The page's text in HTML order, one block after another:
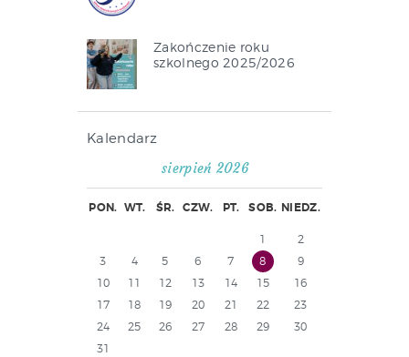
Zakończenie roku
szkolnego 2025/2026
Kalendarz
sierpień 2026
PON. WT. ŚR. CZW. PT. SOB. NIEDZ.
1
2
3
4 5 6 7 8
9
10
11 12 13 14 15
16
17
18 19 20 21 22
23
24
25 26 27 28 29
30
31